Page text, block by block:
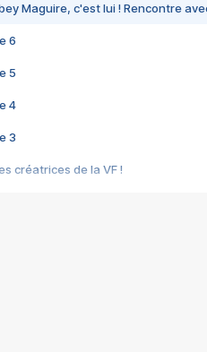
Maguire, c'est lui ! Rencontre
6
5
4
3
créatrices de la VF !